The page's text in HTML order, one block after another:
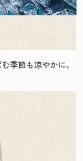
季節も涼やかに。